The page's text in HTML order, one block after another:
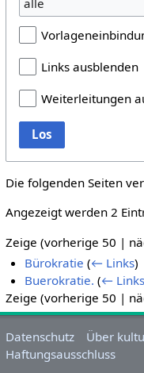
Links ausblenden
Weiterleitungen
Los
Die folgenden Seiten
Angezeigt werden 2
Zeige (vorherige 50 |
Bürokratie (← Links)
Buerokratie. (←
Zeige (vorherige 50 |
Datenschutz
Über
Haftungsausschluss